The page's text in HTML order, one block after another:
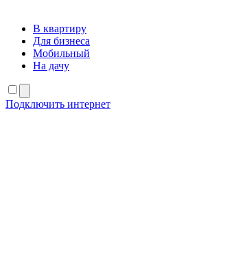
В квартиру
Для бизнеса
Мобильный
На дачу
Подключить интернет